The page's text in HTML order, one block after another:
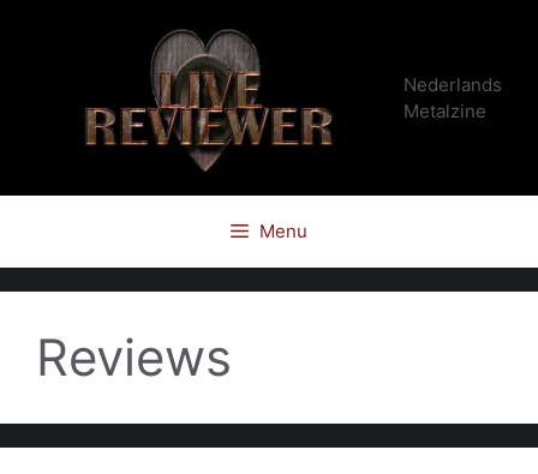
Nederlands
Metalzine
Menu
Reviews